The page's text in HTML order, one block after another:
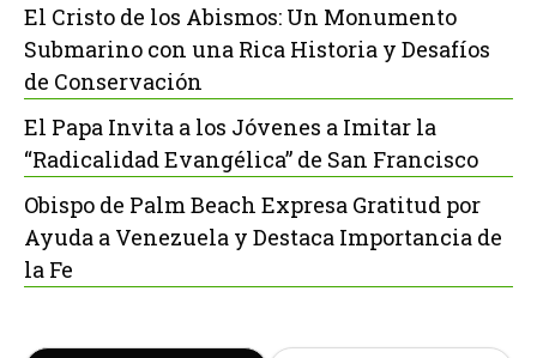
El Cristo de los Abismos: Un Monumento
Submarino con una Rica Historia y Desafíos
de Conservación
El Papa Invita a los Jóvenes a Imitar la
“Radicalidad Evangélica” de San Francisco
Obispo de Palm Beach Expresa Gratitud por
Ayuda a Venezuela y Destaca Importancia de
la Fe